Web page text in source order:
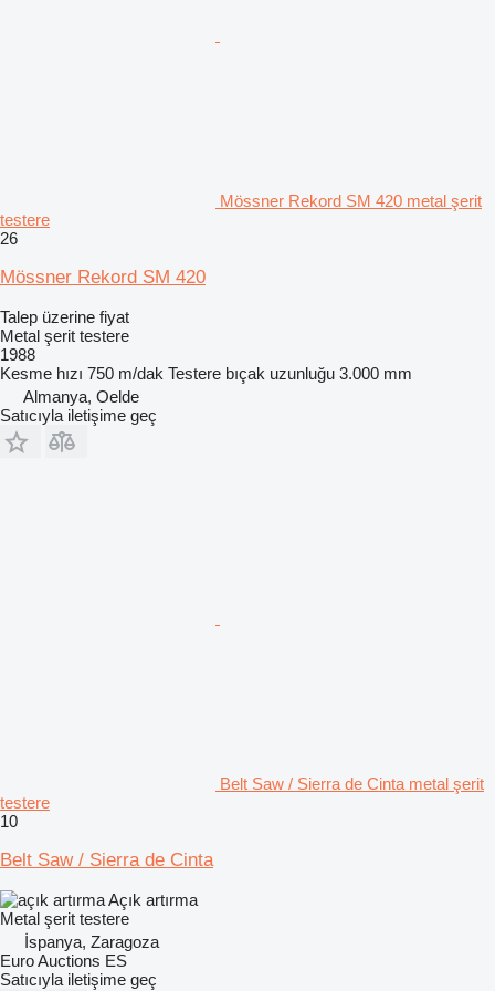
Mössner Rekord SM 420 metal şerit
testere
26
Mössner Rekord SM 420
Talep üzerine fiyat
Metal şerit testere
1988
Kesme hızı 750 m/dak Testere bıçak uzunluğu 3.000 mm
Almanya, Oelde
Satıcıyla iletişime geç
Belt Saw / Sierra de Cinta metal şerit
testere
10
Belt Saw / Sierra de Cinta
Açık artırma
Metal şerit testere
İspanya, Zaragoza
Euro Auctions ES
Satıcıyla iletişime geç